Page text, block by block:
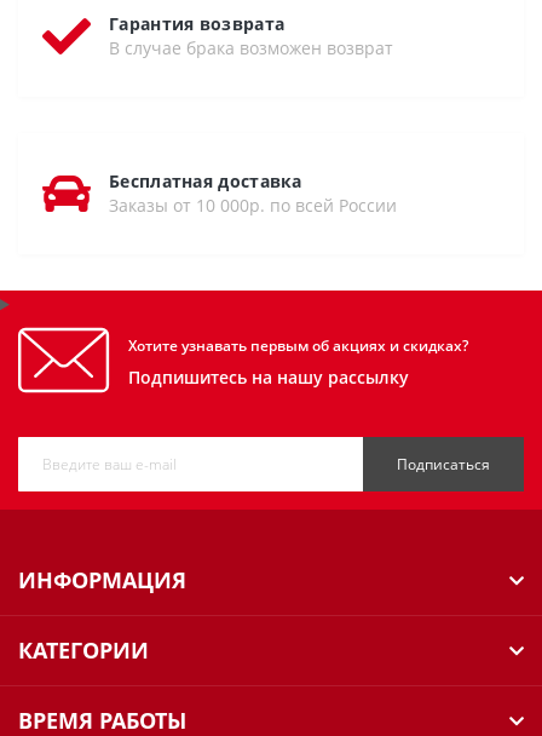
Гарантия возврата
В случае брака возможен возврат
Бесплатная доставка
Заказы от 10 000р. по всей России
Хотите узнавать первым об акциях и скидках?
Подпишитесь на нашу рассылку
Подписаться
ИНФОРМАЦИЯ
КАТЕГОРИИ
ВРЕМЯ РАБОТЫ